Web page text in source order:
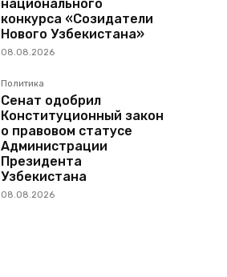
национального
конкурса «Созидатели
Нового Узбекистана»
08.08.2026
Политика
Сенат одобрил
Конституционный закон
о правовом статусе
Администрации
Президента
Узбекистана
08.08.2026